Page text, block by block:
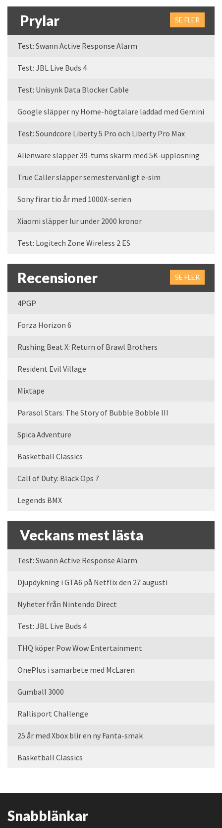
Prylar SE FLER
Test: Swann Active Response Alarm
Test: JBL Live Buds 4
Test: Unisynk Data Blocker Cable
Google släpper ny Home-högtalare laddad med Gemini
Test: Soundcore Liberty 5 Pro och Liberty Pro Max
Alienware släpper 39-tums skärm med 5K-upplösning
True Caller släpper semestervänligt e-sim
Sony firar tio år med 1000X-serien
Xiaomi släpper lur under 2000 kronor
Test: Logitech Zone Wireless 2 ES
Recensioner SE FLER
4PGP
Forza Horizon 6
Rushing Beat X: Return of Brawl Brothers
Resident Evil Village
Mixtape
Parasol Stars: The Story of Bubble Bobble III
Spica Adventure
Basketball Classics
Call of Duty: Black Ops 7
Legends BMX
Veckans mest lästa
Test: Swann Active Response Alarm
Djupdykning i GTA6 på Netflix den 27 augusti
Nyheter från Nintendo Direct
Test: JBL Live Buds 4
THQ köper Pow Wow Entertainment
OnePlus i samarbete med McLaren
Gumball 3000
Rallisport Challenge
25 år med Xbox blir en ny Fanta-smak
Basketball Classics
Snabblänkar